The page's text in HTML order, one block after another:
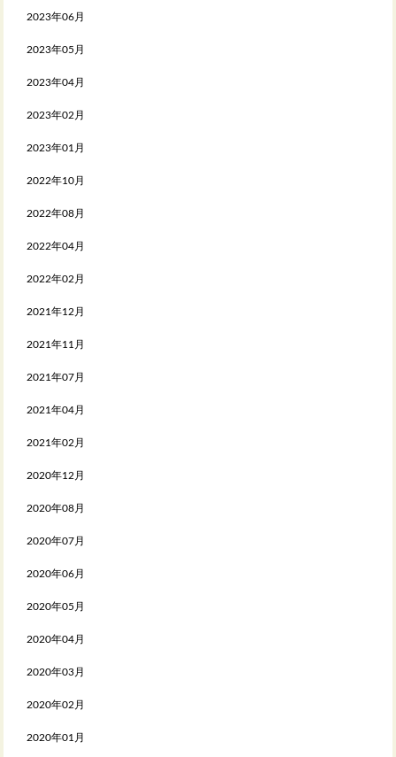
2023年06月
2023年05月
2023年04月
2023年02月
2023年01月
2022年10月
2022年08月
2022年04月
2022年02月
2021年12月
2021年11月
2021年07月
2021年04月
2021年02月
2020年12月
2020年08月
2020年07月
2020年06月
2020年05月
2020年04月
2020年03月
2020年02月
2020年01月